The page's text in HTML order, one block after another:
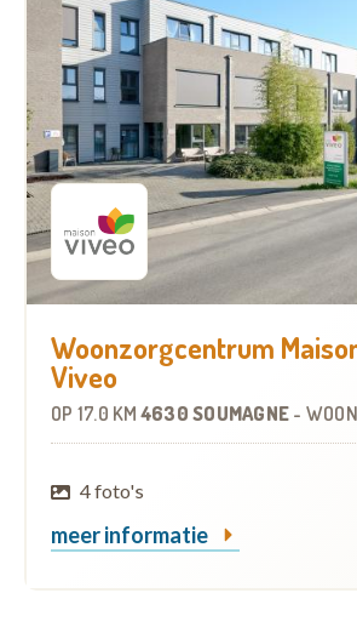
Woonzorgcentrum
Viveo
OP 17.0 KM 4630 SOUMAGNE -
4 foto's
meer informatie